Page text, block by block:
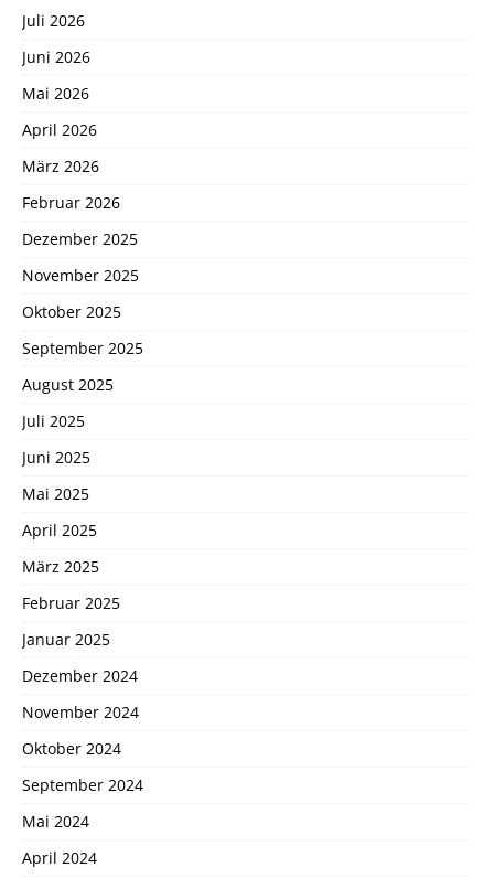
Juli 2026
Juni 2026
Mai 2026
April 2026
März 2026
Februar 2026
Dezember 2025
November 2025
Oktober 2025
September 2025
August 2025
Juli 2025
Juni 2025
Mai 2025
April 2025
März 2025
Februar 2025
Januar 2025
Dezember 2024
November 2024
Oktober 2024
September 2024
Mai 2024
April 2024